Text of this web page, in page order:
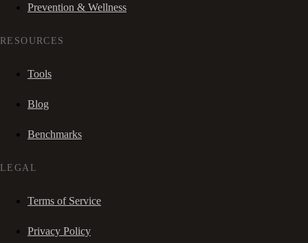
Prevention & Wellness
RESOURCES
Tools
Blog
Benchmarks
LEGAL
Terms of Service
Privacy Policy